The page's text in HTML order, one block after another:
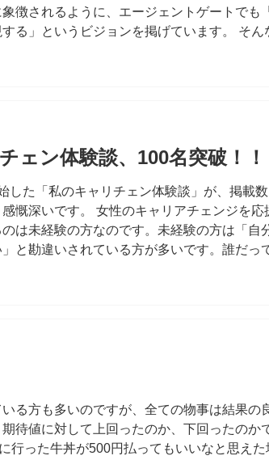
徴されるように、エージェントゲートでも
る」というビジョンを掲げています。 そ
ェン体験談、100名突破！！
した「私のキャリチェン体験談」が、掲載
慨深いです。 女性のキャリアチェンジを応
は未経験の方なのです。未経験の方は「自
」と勘違いされている方が多いです。誰だ
る方も多いのですが、全ての物事は結果の
待値に対して上回ったのか、下回ったのか
行った牛丼が500円払ってもいいなと思え